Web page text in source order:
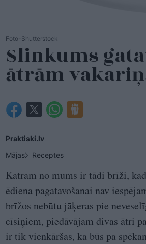
Foto-Shutterstock
Slinkums
ātrām
Praktiski.lv
Mājas
Receptes
Katram no mums ir tādi brīži,
ēdiena pagatavošanai nav
brīžos nebūtu jāķeras pie
cīsiņiem, piedāvājam divas ātri
ir tik vienkāršas, ka būs pa